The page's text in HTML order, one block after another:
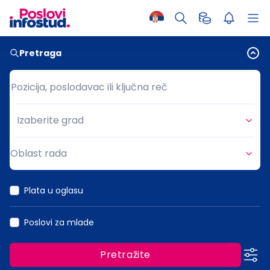
Pretraga
Pozicija, poslodavac ili ključna reč
Pozicija, poslodavac ili ključna reč
Grad
Izaberite grad
Oblast rada
Plata u oglasu
Poslovi za mlade
Pretražite